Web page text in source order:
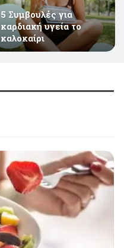
5 Συμβουλές για
καρδιακή υγεία το
καλοκαίρι